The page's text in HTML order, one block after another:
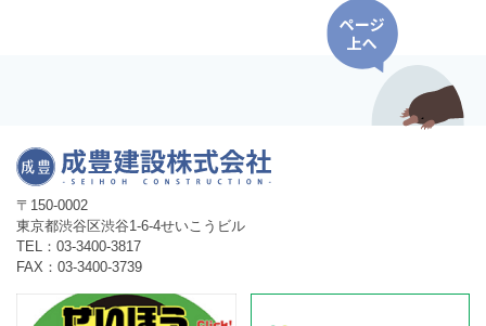
〒150-0002
東京都渋谷区渋谷1-6-4せいこうビル
TEL：03-3400-3817
FAX：03-3400-3739